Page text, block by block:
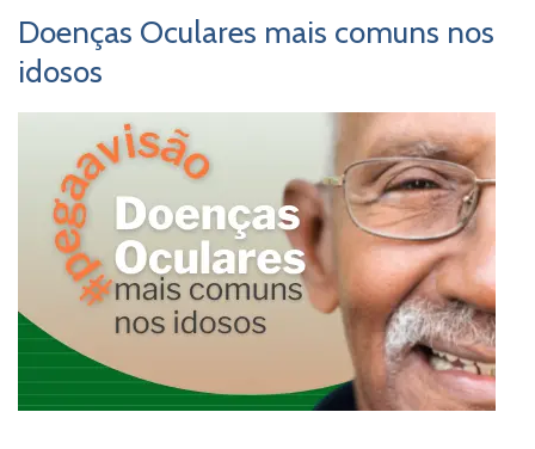
Doenças Oculares mais comuns nos
idosos